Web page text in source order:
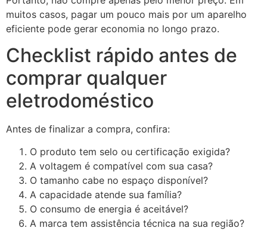
muitos casos, pagar um pouco mais por um aparelho
eficiente pode gerar economia no longo prazo.
Checklist rápido antes de
comprar qualquer
eletrodoméstico
Antes de finalizar a compra, confira:
O produto tem selo ou certificação exigida?
A voltagem é compatível com sua casa?
O tamanho cabe no espaço disponível?
A capacidade atende sua família?
O consumo de energia é aceitável?
A marca tem assistência técnica na sua região?